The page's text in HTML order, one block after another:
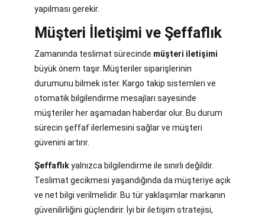
yapılması gerekir.
Müşteri İletişimi ve Şeffaflık
Zamanında teslimat sürecinde müşteri iletişimi
büyük önem taşır. Müşteriler siparişlerinin
durumunu bilmek ister. Kargo takip sistemleri ve
otomatik bilgilendirme mesajları sayesinde
müşteriler her aşamadan haberdar olur. Bu durum
sürecin şeffaf ilerlemesini sağlar ve müşteri
güvenini artırır.
Şeffaflıkyalnızca bilgilendirme ile sınırlı değildir.
Teslimat gecikmesi yaşandığında da müşteriye açık
ve net bilgi verilmelidir. Bu tür yaklaşımlar markanın
güvenilirliğini güçlendirir. İyi bir iletişim stratejisi,